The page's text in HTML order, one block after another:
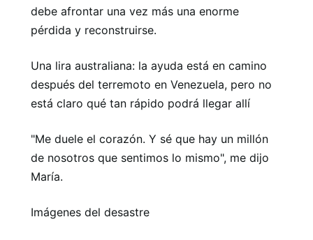
debe afrontar una vez más una enorme
pérdida y reconstruirse.
Una lira australiana: la ayuda está en camino
después del terremoto en Venezuela, pero no
está claro qué tan rápido podrá llegar allí
"Me duele el corazón. Y sé que hay un millón
de nosotros que sentimos lo mismo", me dijo
María.
Imágenes del desastre